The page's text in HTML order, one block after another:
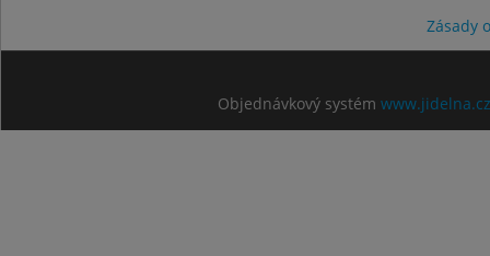
Zásady
Objednávkový systém www.jidelna.cz